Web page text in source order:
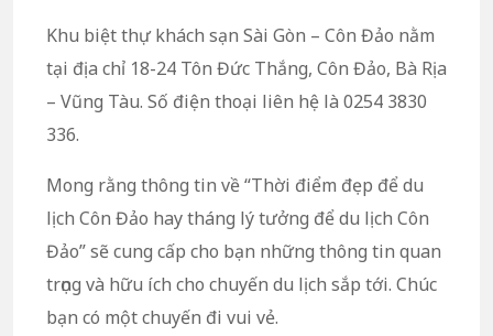
Khu biệt thự khách sạn Sài Gòn – Côn Đảo nằm
tại địa chỉ 18-24 Tôn Đức Thắng, Côn Đảo, Bà Rịa
– Vũng Tàu. Số điện thoại liên hệ là 0254 3830
336.
Mong rằng thông tin về “Thời điểm đẹp để du
lịch Côn Đảo hay tháng lý tưởng để du lịch Côn
Đảo” sẽ cung cấp cho bạn những thông tin quan
trọng và hữu ích cho chuyến du lịch sắp tới. Chúc
bạn có một chuyến đi vui vẻ.